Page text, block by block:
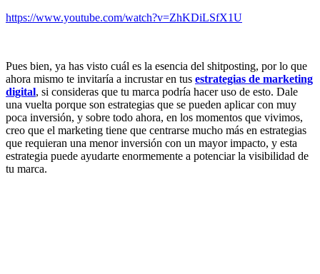
https://www.youtube.com/watch?v=ZhKDiLSfX1U
Pues bien, ya has visto cuál es la esencia del shitposting, por lo que
ahora mismo te invitaría a incrustar en tus estrategias de marketing
digital, si consideras que tu marca podría hacer uso de esto. Dale
una vuelta porque son estrategias que se pueden aplicar con muy
poca inversión, y sobre todo ahora, en los momentos que vivimos,
creo que el marketing tiene que centrarse mucho más en estrategias
que requieran una menor inversión con un mayor impacto, y esta
estrategia puede ayudarte enormemente a potenciar la visibilidad de
tu marca.